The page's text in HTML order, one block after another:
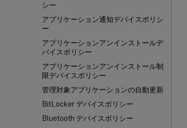
シー
アプリケーション通知デバイスポリシ
ー
アプリケーションアンインストールデ
バイスポリシー
アプリケーションアンインストール制
限デバイスポリシー
管理対象アプリケーションの自動更新
BitLocker デバイスポリシー
Bluetooth デバイスポリシー